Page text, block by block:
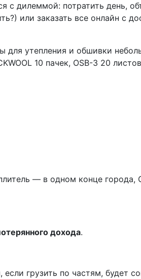
дилеммой: потратить день,
или заказать все онлайн с
утепления и обшивки
10 пачек, OSB-3 20
— в одном конце города,
дохода.
грузить по частям, будет